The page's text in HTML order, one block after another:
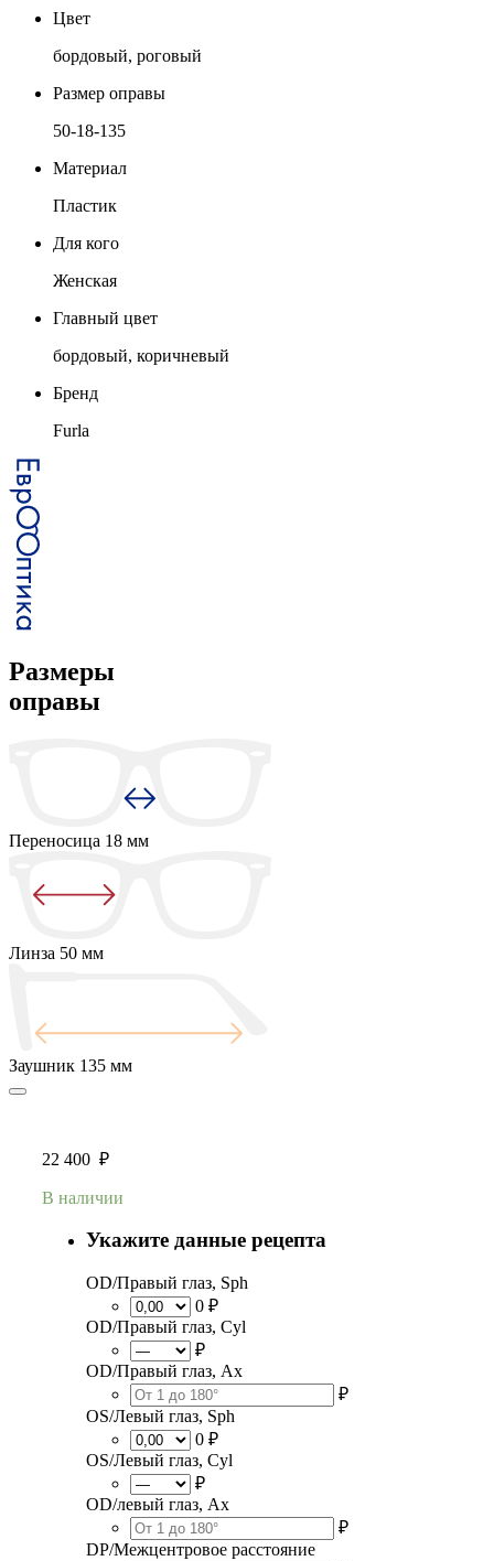
Цвет
бордовый, роговый
Размер оправы
50-18-135
Материал
Пластик
Для кого
Женская
Главный цвет
бордовый, коричневый
Бренд
Furla
Размеры
оправы
Переносица 18 мм
Линза 50 мм
Заушник 135 мм
22 400 ₽
В наличии
Укажите данные рецепта
OD/Правый глаз, Sph
0 ₽
OD/Правый глаз, Cyl
₽
OD/Правый глаз, Ax
₽
OS/Левый глаз, Sph
0 ₽
OS/Левый глаз, Cyl
₽
OD/левый глаз, Ax
₽
DP/Межцентровое расстояние